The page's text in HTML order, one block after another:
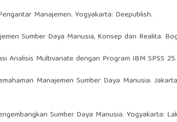
Manajemen. Yogyakarta: Deepublish.
Sumber Daya Manusia, Konsep dan Realita.
Analisis Multivariate dengan Program IBM SPSS
Manajemen Sumber Daya Manusia.
Sumber Daya Manusia. Yogyakarta: